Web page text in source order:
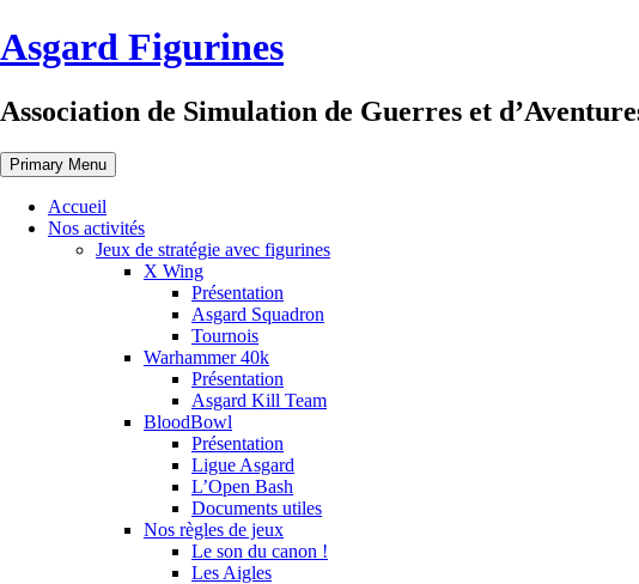
Skip
to
Asgard Figurines
Association de Simulation de Guerres et
Primary Menu
Accueil
Nos activités
Jeux de stratégie avec figurines
X Wing
Présentation
Asgard Squadron
Tournois
Warhammer 40k
Présentation
Asgard Kill Team
BloodBowl
Présentation
Ligue Asgard
L’Open Bash
Documents utiles
Nos règles de jeux
Le son du canon !
Les Aigles